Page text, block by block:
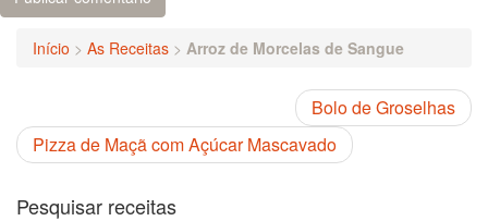
Início > As Receitas > Arroz de Morcelas de Sangue
Bolo de Groselhas
Pizza de Maçã com Açúcar Mascavado
Pesquisar receitas